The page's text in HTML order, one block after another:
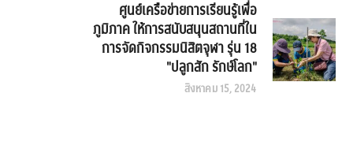
ศูนย์เครือข่ายการเรียนรู้เพื่อ
ภูมิภาค ให้การสนับสนุนสถานที่ใน
การจัดกิจกรรมนิสิตจุฬา รุ่น 18
"ปลูกสัก รักษ์โลก"
สิงหาคม 15, 2024